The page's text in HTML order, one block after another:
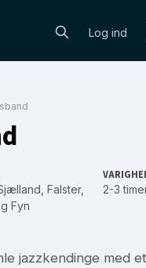
Log ind
Falster,
Fyn
2-3
jazzkendinge med